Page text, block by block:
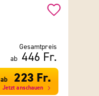
Gesamtpreis
ab 446 Fr.
ab 223 Fr.
Jetzt anschauen